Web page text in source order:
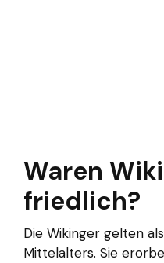
Waren
friedlich?
Die Wikinger gelten
Mittelalters. Sie